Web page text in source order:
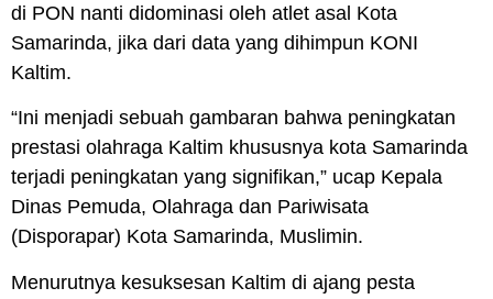
di PON nanti didominasi oleh atlet asal Kota
Samarinda, jika dari data yang dihimpun KONI
Kaltim.
“Ini menjadi sebuah gambaran bahwa peningkatan
prestasi olahraga Kaltim khususnya kota Samarinda
terjadi peningkatan yang signifikan,” ucap Kepala
Dinas Pemuda, Olahraga dan Pariwisata
(Disporapar) Kota Samarinda, Muslimin.
Menurutnya kesuksesan Kaltim di ajang pesta